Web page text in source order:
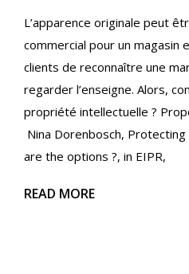
L’apparence originale peut
commercial pour un magasin
clients de reconnaître une
regarder l’enseigne. Alors,
propriété intellectuelle ?
Nina Dorenbosch,
are the options ?, in EIPR,
READ MORE